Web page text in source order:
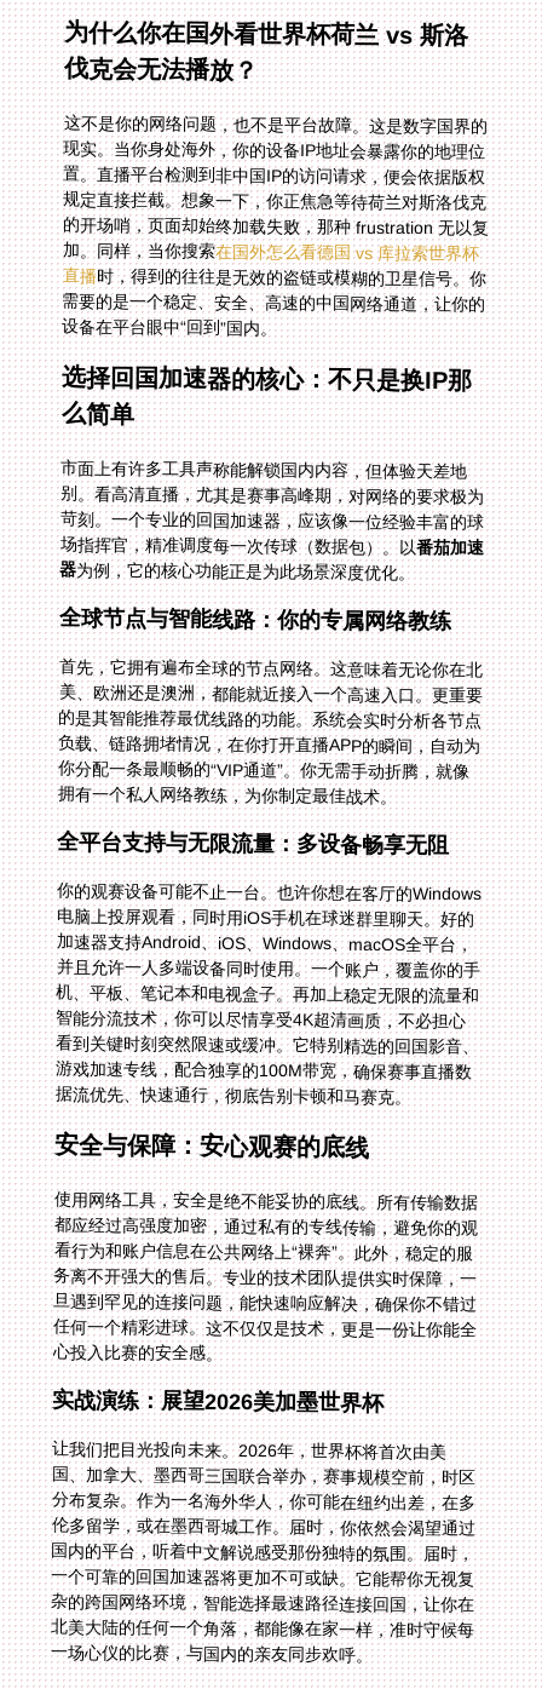
为什么你在国外看世界杯荷兰 vs 斯洛
伐克会无法播放？
这不是你的网络问题，也不是平台故障。这是数字国界的
现实。当你身处海外，你的设备IP地址会暴露你的地理位
置。直播平台检测到非中国IP的访问请求，便会依据版权
规定直接拦截。想象一下，你正焦急等待荷兰对斯洛伐克
的开场哨，页面却始终加载失败，那种 frustration 无以复
加。同样，当你搜索在国外怎么看德国 vs 库拉索世界杯
直播时，得到的往往是无效的盗链或模糊的卫星信号。你
需要的是一个稳定、安全、高速的中国网络通道，让你的
设备在平台眼中“回到”国内。
选择回国加速器的核心：不只是换IP那
么简单
市面上有许多工具声称能解锁国内内容，但体验天差地
别。看高清直播，尤其是赛事高峰期，对网络的要求极为
苛刻。一个专业的回国加速器，应该像一位经验丰富的球
场指挥官，精准调度每一次传球（数据包）。以番茄加速
器为例，它的核心功能正是为此场景深度优化。
全球节点与智能线路：你的专属网络教练
首先，它拥有遍布全球的节点网络。这意味着无论你在北
美、欧洲还是澳洲，都能就近接入一个高速入口。更重要
的是其智能推荐最优线路的功能。系统会实时分析各节点
负载、链路拥堵情况，在你打开直播APP的瞬间，自动为
你分配一条最顺畅的“VIP通道”。你无需手动折腾，就像
拥有一个私人网络教练，为你制定最佳战术。
全平台支持与无限流量：多设备畅享无阻
你的观赛设备可能不止一台。也许你想在客厅的Windows
电脑上投屏观看，同时用iOS手机在球迷群里聊天。好的
加速器支持Android、iOS、Windows、macOS全平台，
并且允许一人多端设备同时使用。一个账户，覆盖你的手
机、平板、笔记本和电视盒子。再加上稳定无限的流量和
智能分流技术，你可以尽情享受4K超清画质，不必担心
看到关键时刻突然限速或缓冲。它特别精选的回国影音、
游戏加速专线，配合独享的100M带宽，确保赛事直播数
据流优先、快速通行，彻底告别卡顿和马赛克。
安全与保障：安心观赛的底线
使用网络工具，安全是绝不能妥协的底线。所有传输数据
都应经过高强度加密，通过私有的专线传输，避免你的观
看行为和账户信息在公共网络上“裸奔”。此外，稳定的服
务离不开强大的售后。专业的技术团队提供实时保障，一
旦遇到罕见的连接问题，能快速响应解决，确保你不错过
任何一个精彩进球。这不仅仅是技术，更是一份让你能全
心投入比赛的安全感。
实战演练：展望2026美加墨世界杯
让我们把目光投向未来。2026年，世界杯将首次由美
国、加拿大、墨西哥三国联合举办，赛事规模空前，时区
分布复杂。作为一名海外华人，你可能在纽约出差，在多
伦多留学，或在墨西哥城工作。届时，你依然会渴望通过
国内的平台，听着中文解说感受那份独特的氛围。届时，
一个可靠的回国加速器将更加不可或缺。它能帮你无视复
杂的跨国网络环境，智能选择最速路径连接回国，让你在
北美大陆的任何一个角落，都能像在家一样，准时守候每
一场心仪的比赛，与国内的亲友同步欢呼。